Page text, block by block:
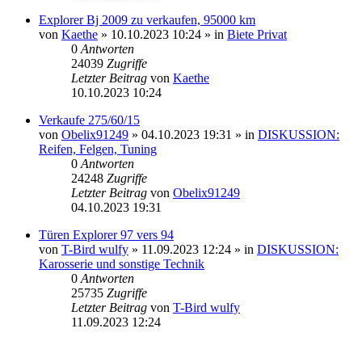
Explorer Bj 2009 zu verkaufen, 95000 km
von Kaethe » 10.10.2023 10:24 » in Biete Privat
0 Antworten
24039 Zugriffe
Letzter Beitrag von Kaethe
10.10.2023 10:24
Verkaufe 275/60/15
von Obelix91249 » 04.10.2023 19:31 » in DISKUSSION:
Reifen, Felgen, Tuning
0 Antworten
24248 Zugriffe
Letzter Beitrag von Obelix91249
04.10.2023 19:31
Türen Explorer 97 vers 94
von T-Bird wulfy » 11.09.2023 12:24 » in DISKUSSION:
Karosserie und sonstige Technik
0 Antworten
25735 Zugriffe
Letzter Beitrag von T-Bird wulfy
11.09.2023 12:24